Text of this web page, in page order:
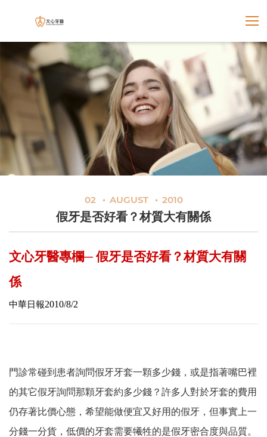
文心牙醫聯合診所
展開
02 AUGUST 2010
假牙是否好看？材質大有關係
文心牙醫專欄─ 假牙是否好看？材質大有關
係
中華日報2010/8/2
門診常碰到患者詢問假牙牙套一顆多少錢，或是指著嘴巴裡
的其它假牙詢問那顆牙套約多少錢？許多人對於牙套的費用
仍存著比價心態，希望能做便宜又好用的假牙，但事實上一
分錢一分貨，低價的牙套需要犧牲的是假牙密合度與品質。